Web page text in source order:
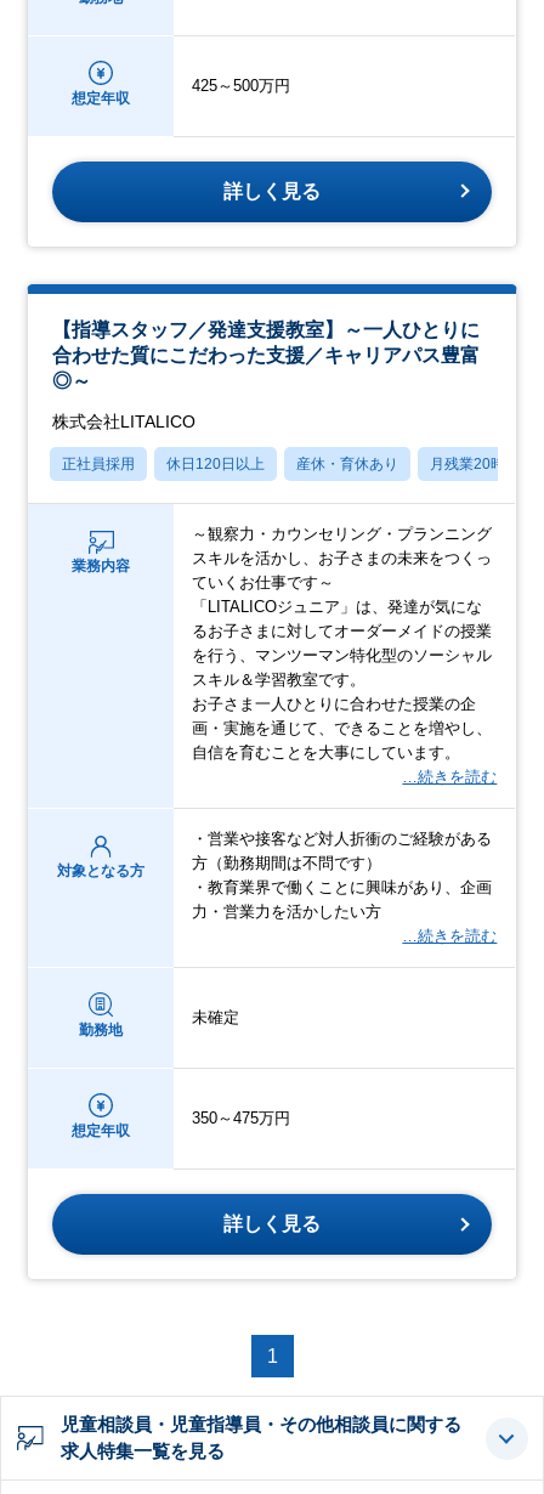
想定年収
425～500万円
詳しく見る
【指導スタッフ／発達支援教室】～一人ひとりに
合わせた質にこだわった支援／キャリアパス豊富
◎～
株式会社LITALICO
正社員採用 休日120日以上 産休・育休あり 月残業20時間以
業務内容
～観察力・カウンセリング・プランニング
スキルを活かし、お子さまの未来をつくっ
ていくお仕事です～
「LITALICOジュニア」は、発達が気にな
るお子さまに対してオーダーメイドの授業
を行う、マンツーマン特化型のソーシャル
スキル＆学習教室です。
お子さま一人ひとりに合わせた授業の企
画・実施を通じて、できることを増やし、
自信を育むことを大事にしています。
…続きを読む
対象となる方
・営業や接客など対人折衝のご経験がある
方（勤務期間は不問です）
・教育業界で働くことに興味があり、企画
力・営業力を活かしたい方
…続きを読む
勤務地
未確定
想定年収
350～475万円
詳しく見る
1
児童相談員・児童指導員・その他相談員に関する
求人特集一覧を見る